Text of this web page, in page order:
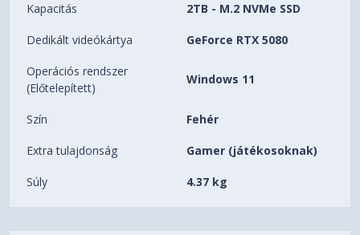
Kapacitás 2TB - M.2 NVMe SSD
Dedikált videókártya GeForce RTX 5080
Operációs rendszer
(Előtelepített)
Windows 11
Szín Fehér
Extra tulajdonság Gamer (játékosoknak)
Súly 4.37 kg